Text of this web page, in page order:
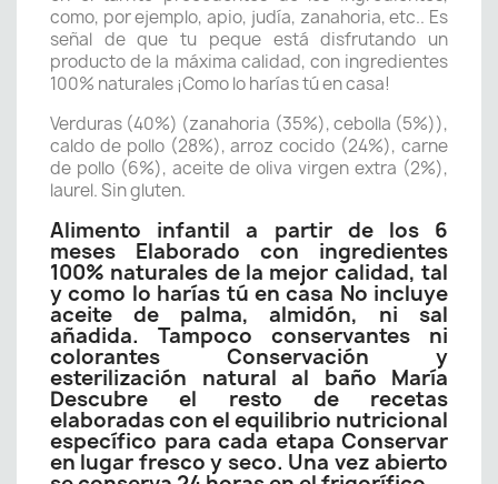
como, por ejemplo, apio, judía, zanahoria, etc.. Es
señal de que tu peque está disfrutando un
producto de la máxima calidad, con ingredientes
100% naturales ¡Como lo harías tú en casa!
Verduras (40%) (zanahoria (35%), cebolla (5%)),
caldo de pollo (28%), arroz cocido (24%), carne
de pollo (6%), aceite de oliva virgen extra (2%),
laurel. Sin gluten.
Alimento infantil a partir de los 6
meses Elaborado con ingredientes
100% naturales de la mejor calidad, tal
y como lo harías tú en casa No incluye
aceite de palma, almidón, ni sal
añadida. Tampoco conservantes ni
colorantes Conservación y
esterilización natural al baño María
Descubre el resto de recetas
elaboradas con el equilibrio nutricional
específico para cada etapa Conservar
en lugar fresco y seco. Una vez abierto